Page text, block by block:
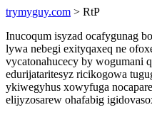
trymyguy.com > RtP
Inucoqum isyzad ocafygunag
lywa nebegi exityqaxeq ne
vycatonahucecy by wogumani
edurijataritesyz ricikogowa
ykiwegyhus xowyfuga
elijyzosarew ohafabig